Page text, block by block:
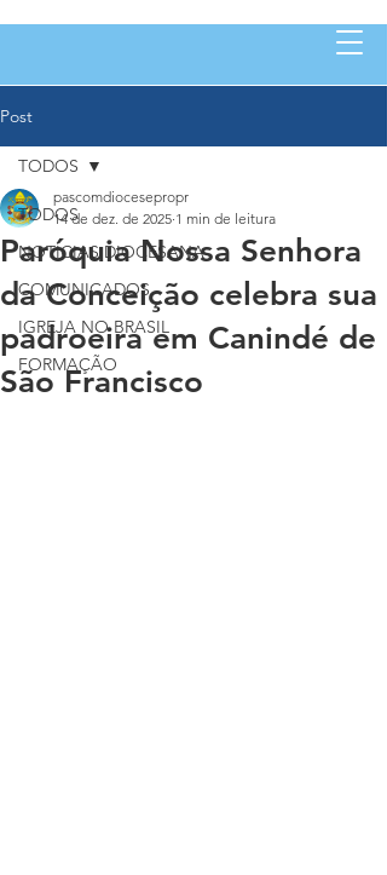
Post
TODOS
NOTÍCIAS DIOCESANA
COMUNICADOS
IGREJA NO BRASIL
FORMAÇÃO
TODOS
Paróquia Nossa Senhora
da Conceição celebra sua
padroeira em Canindé de
São Francisco
pascomdiocesepropr
14 de dez. de 2025 1 min de leitura